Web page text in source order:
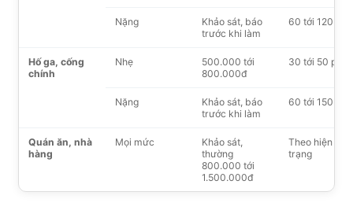
Nặng
Khảo sát, báo
trước khi làm
60 tới 120
Hố ga, cống
chính
Nhẹ
500.000 tới
800.000đ
30 tới 50 phút
Nặng
Khảo sát, báo
trước khi làm
60 tới 150
Quán ăn, nhà
hàng
Mọi mức
Khảo sát,
thường
800.000 tới
1.500.000đ
Theo hiện
trạng